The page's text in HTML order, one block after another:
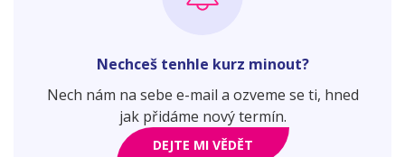
Nechceš tenhle kurz minout?
Nech nám na sebe e-mail a ozveme se ti, hned
jak přidáme nový termín.
DEJTE MI VĚDĚT